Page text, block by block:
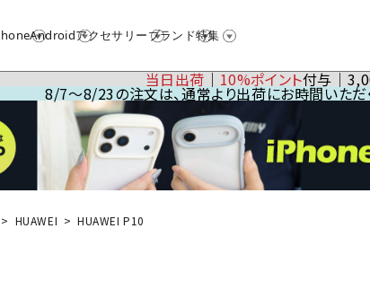
Androidアクセサリーブランド特集
当日出荷│10%ポイント付与
8/7～8/23の注文は、通常より出荷にお時間いただ
HUAWEI HUAWEI P10